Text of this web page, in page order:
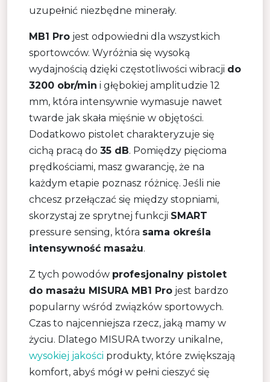
uzupełnić niezbędne minerały.
MB1 Pro jest odpowiedni dla wszystkich
sportowców. Wyróżnia się wysoką
wydajnością dzięki częstotliwości wibracji do
3200 obr/min i głębokiej amplitudzie 12
mm, która intensywnie wymasuje nawet
twarde jak skała mięśnie w objętości.
Dodatkowo pistolet charakteryzuje się
cichą pracą do 35 dB. Pomiędzy pięcioma
prędkościami, masz gwarancję, że na
każdym etapie poznasz różnicę. Jeśli nie
chcesz przełączać się między stopniami,
skorzystaj ze sprytnej funkcji SMART
pressure sensing, która sama określa
intensywność masażu.
Z tych powodów profesjonalny pistolet
do masażu MISURA MB1 Pro jest bardzo
popularny wśród związków sportowych.
Czas to najcenniejsza rzecz, jaką mamy w
życiu. Dlatego MISURA tworzy unikalne,
wysokiej jakości produkty, które zwiększają
komfort, abyś mógł w pełni cieszyć się